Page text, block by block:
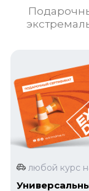
любой курс